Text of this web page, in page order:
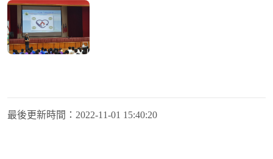
最後更新時間： 2022-11-01 15:40:20